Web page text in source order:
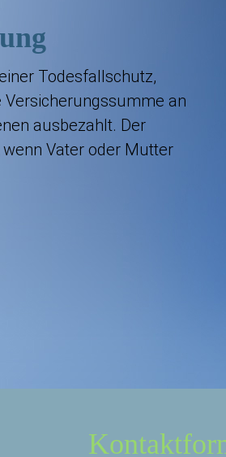
Todesfallschutz,
an
ausbezahlt. Der
Vater oder Mutter